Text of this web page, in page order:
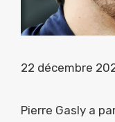
22 décembre
Pierre Gasly a